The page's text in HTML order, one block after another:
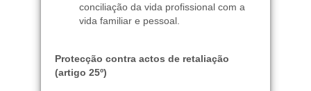
conciliação da vida profissional com a
vida familiar e pessoal.
Protecção contra actos de retaliação
(artigo 25º)